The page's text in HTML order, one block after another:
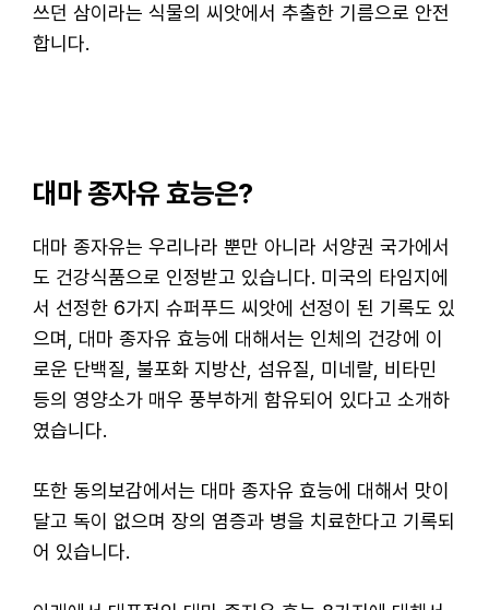
쓰던 삼이라는 식물의 씨앗에서 추출한 기름으로 안전
합니다.
대마 종자유 효능은?
대마 종자유는 우리나라 뿐만 아니라 서양권 국가에서
도 건강식품으로 인정받고 있습니다. 미국의 타임지에
서 선정한 6가지 슈퍼푸드 씨앗에 선정이 된 기록도 있
으며, 대마 종자유 효능에 대해서는 인체의 건강에 이
로운 단백질, 불포화 지방산, 섬유질, 미네랄, 비타민
등의 영양소가 매우 풍부하게 함유되어 있다고 소개하
였습니다.
또한 동의보감에서는 대마 종자유 효능에 대해서 맛이
달고 독이 없으며 장의 염증과 병을 치료한다고 기록되
어 있습니다.